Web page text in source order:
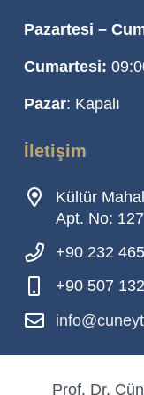
Pazartesi –
Cumartesi:
Pazar: Kapalı
İletişim
Kültür
Apt. No:
+90 232
+90 507
Prof. Dr.